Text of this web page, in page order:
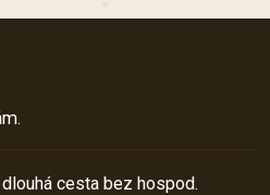
cesta bez hospod.